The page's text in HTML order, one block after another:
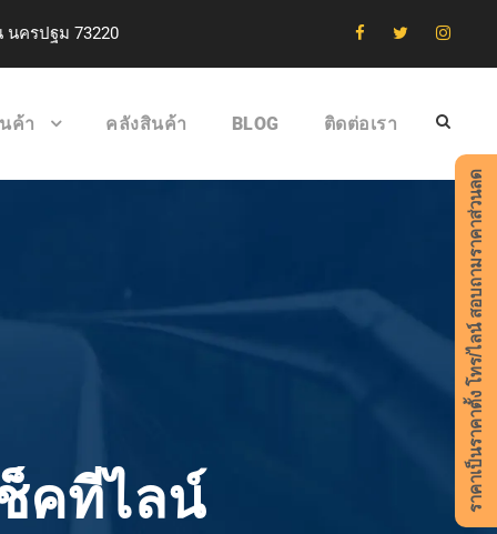
นครปฐม 73220
ค้า คลังสินค้า BLOG ติดต่อเรา
คที่ไลน์
ราคาเป็นราคาตั้ง โทร/ไลน์ สอบถามราคาส่วนลด